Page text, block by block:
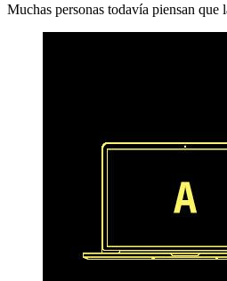
Muchas personas todavía piensan